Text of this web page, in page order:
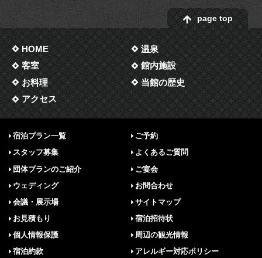
page top
HOME
温泉
客室
館内施設
お料理
当館の歴史
アクセス
宿泊プラン一覧
ご予約
スタッフ募集
よくあるご質問
団体プランのご紹介
ご宴会
ウェディング
お問合わせ
会議・展示場
サイトマップ
お見積もり
宿泊招待状
個人情報保護
周辺の観光情報
宿泊約款
アレルギー対応ポリシー